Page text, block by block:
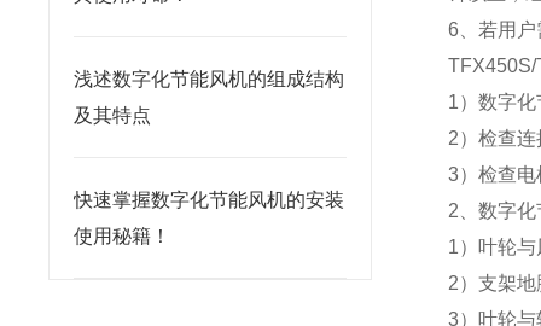
浅述数字化节能风机的组成结构
及其特点
快速掌握数字化节能风机的安装
使用秘籍！
6、若用
1）数字
2）检查
3）检查
2、数字
1）叶轮
2）支架
3）叶轮